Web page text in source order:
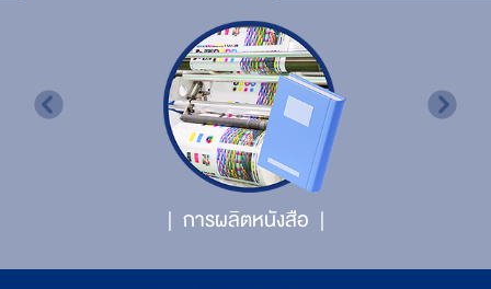
การผลิตหนังสือ